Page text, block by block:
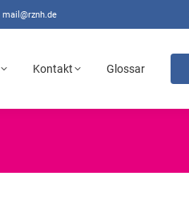
mail@rznh.de
Kontakt Glossar
Kontakt Glossar